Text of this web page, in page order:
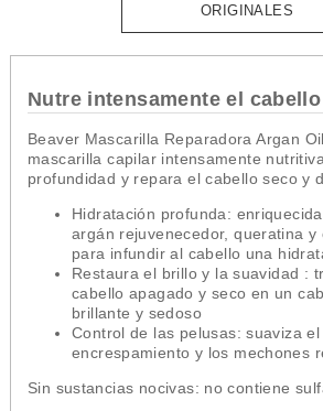
ORIGINALES
Nutre intensamente el cabello
Beaver Mascarilla Reparadora Argan
mascarilla capilar intensamente
profundidad y repara el cabello seco y
Hidratación profunda:
argán rejuvenecedor, queratina y
para infundir al cabello una
Restaura el brillo y la suavidad :
cabello apagado y seco en un
brillante y sedoso
Control de las pelusas: suaviza
encrespamiento y los mechones
Sin sustancias nocivas: no contiene